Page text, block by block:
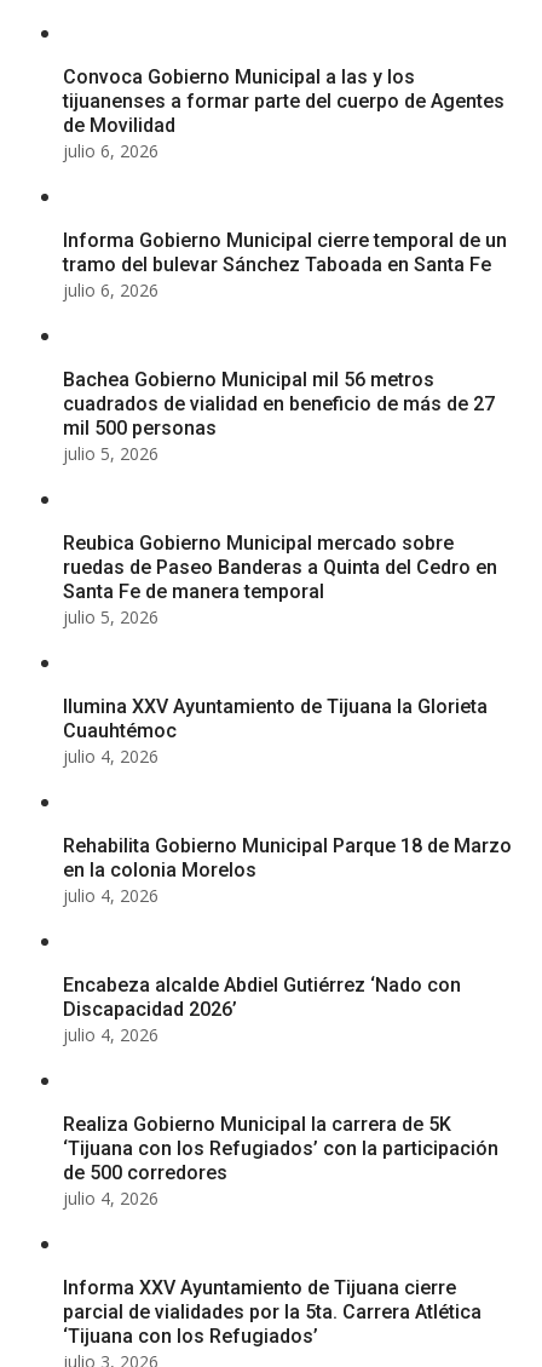
Convoca Gobierno Municipal a las y los
tijuanenses a formar parte del cuerpo de Agentes
de Movilidad
julio 6, 2026
Informa Gobierno Municipal cierre temporal de un
tramo del bulevar Sánchez Taboada en Santa Fe
julio 6, 2026
Bachea Gobierno Municipal mil 56 metros
cuadrados de vialidad en beneficio de más de 27
mil 500 personas
julio 5, 2026
Reubica Gobierno Municipal mercado sobre
ruedas de Paseo Banderas a Quinta del Cedro en
Santa Fe de manera temporal
julio 5, 2026
Ilumina XXV Ayuntamiento de Tijuana la Glorieta
Cuauhtémoc
julio 4, 2026
Rehabilita Gobierno Municipal Parque 18 de Marzo
en la colonia Morelos
julio 4, 2026
Encabeza alcalde Abdiel Gutiérrez ‘Nado con
Discapacidad 2026’
julio 4, 2026
Realiza Gobierno Municipal la carrera de 5K
‘Tijuana con los Refugiados’ con la participación
de 500 corredores
julio 4, 2026
Informa XXV Ayuntamiento de Tijuana cierre
parcial de vialidades por la 5ta. Carrera Atlética
‘Tijuana con los Refugiados’
julio 3, 2026